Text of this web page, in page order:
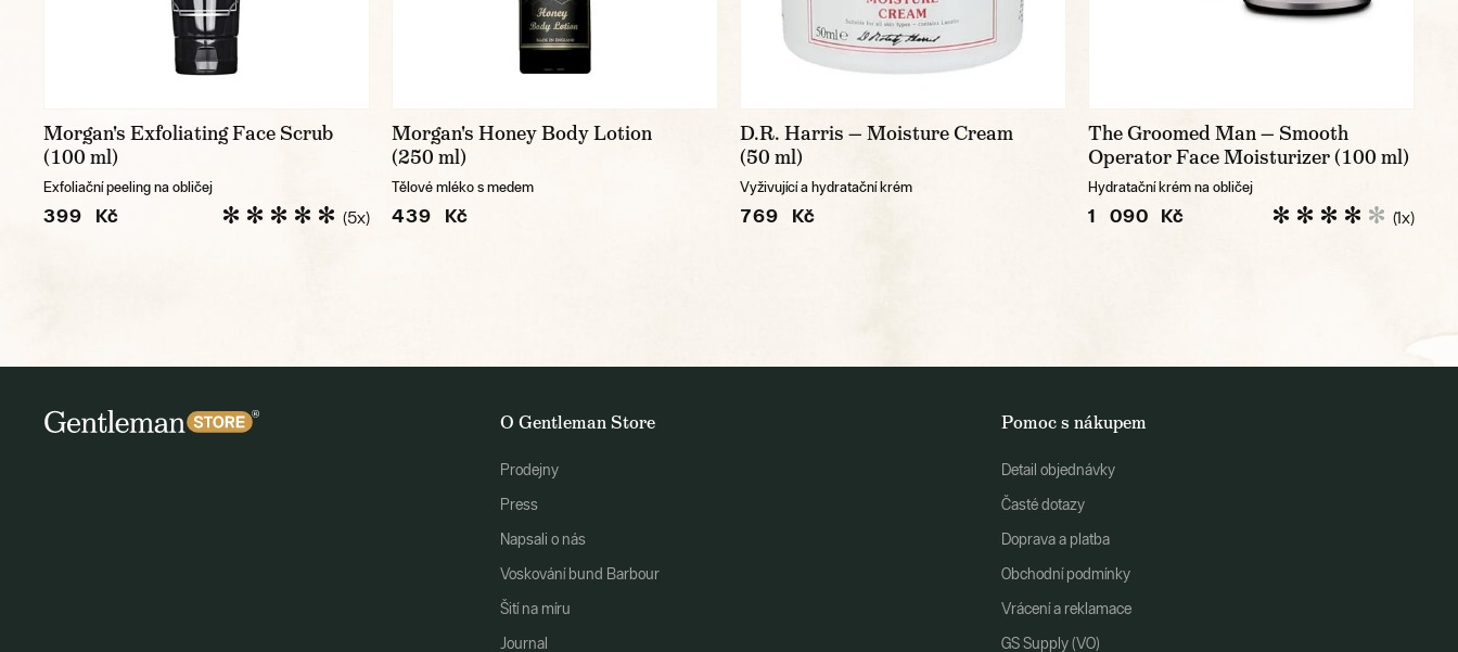
Morgan's Exfoliating Face Scrub
(100 ml)
Exfoliační peeling na obličej
399 Kč (5x)
Morgan's Honey Body Lotion
(250 ml)
Tělové mléko s medem
439 Kč
D.R. Harris — Moisture Cream
(50 ml)
Vyživující a hydratační krém
769 Kč
The Groomed Man — Smooth
Operator Face Moisturizer (100 ml)
Hydratační krém na obličej
1 090 Kč (1x)
O Gentleman Store
Prodejny
Press
Napsali o nás
Voskování bund Barbour
Šití na míru
Journal
Pomoc s nákupem
Detail objednávky
Časté dotazy
Doprava a platba
Obchodní podmínky
Vrácení a reklamace
GS Supply (VO)